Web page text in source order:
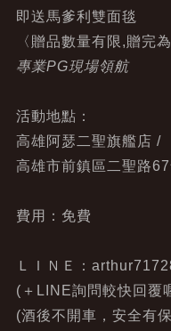
即送馬爹利雙面毯
〈贈品數量有限,贈完為
專業PG現場領航
活動地點：
高雄阿瑟二聖旗艦店 /
高雄市前鎮區二聖路
費用：免費
ＬＩＮＥ：
(＋LINE詢問較快回覆
(酒後不開車，安全有